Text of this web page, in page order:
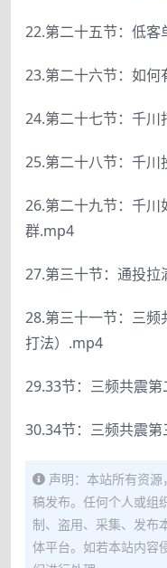
22.第二十五节：低
23.第二十六节：如
24.第二十七节：千
25.第二十八节：千
26.第二十九节：千川
群.mp4
27.第三十节：通投
28.第三十一节：三频
打法）.mp4
29.33节：三频共震
30.34节：三频共震
声明：本站所有资
稿发布。任何个人或组
制、盗用、采集、发布
体平台。如若本站内容